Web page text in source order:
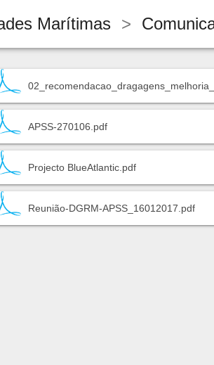
Marítimas >
APSS-270106.pdf
Projecto BlueAtlantic.pdf
Reunião-DGRM-APSS_16012017.pdf